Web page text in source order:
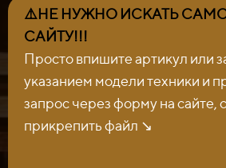
⚠️НЕ НУЖНО ИСКАТЬ
САЙТУ!!!
Просто впишите артикул или
указанием модели техники и
запрос через форму на сайте,
прикрепить файл ↘️